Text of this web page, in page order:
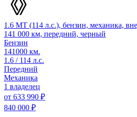
1.6 MT (114 л.с.), бензин, механика,
141 000 км, передний, черный
Бензин
141000 км.
1.6 / 114 л.с.
Передний
Механика
1 владелец
от 633 990 ₽
840 000 ₽